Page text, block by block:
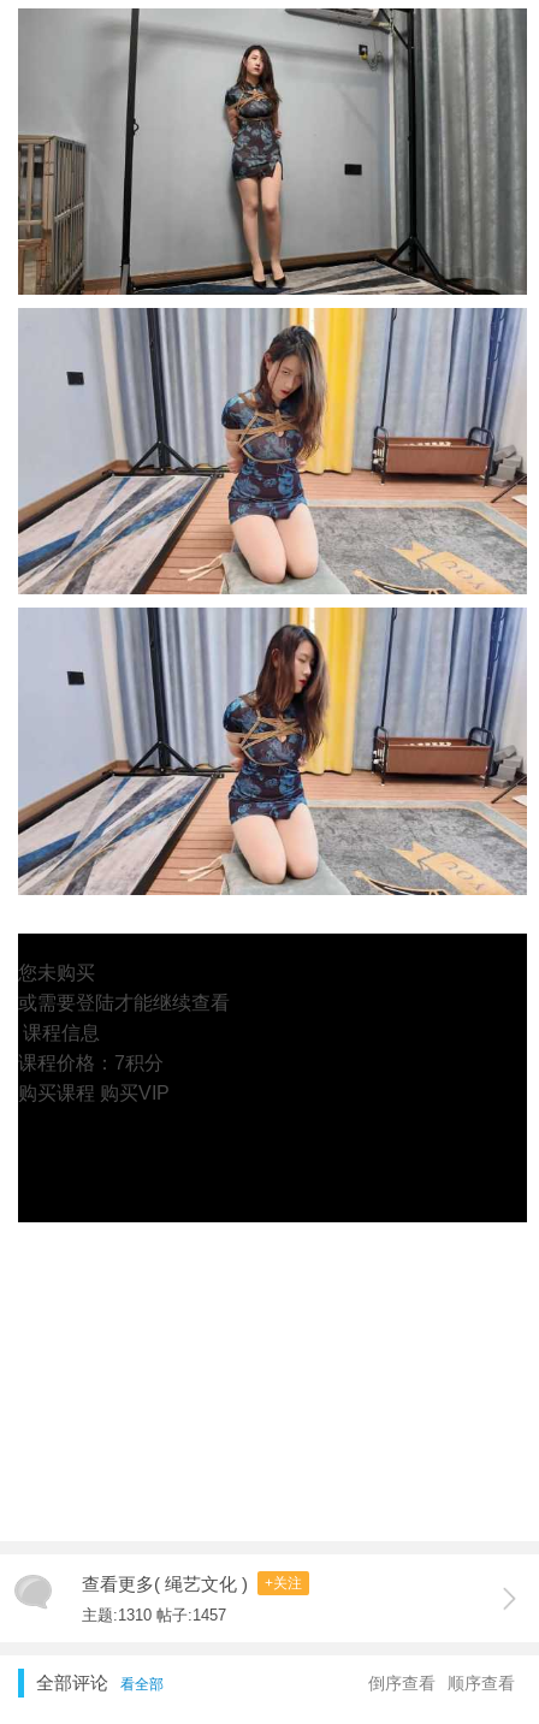
您未购买
或需要登陆才能继续查看
课程信息
课程价格：7积分
购买课程 购买VIP
查看更多( 绳艺文化 ) +关注
主题:1310 帖子:1457
全部评论 看全部 顺序查看
倒序查看